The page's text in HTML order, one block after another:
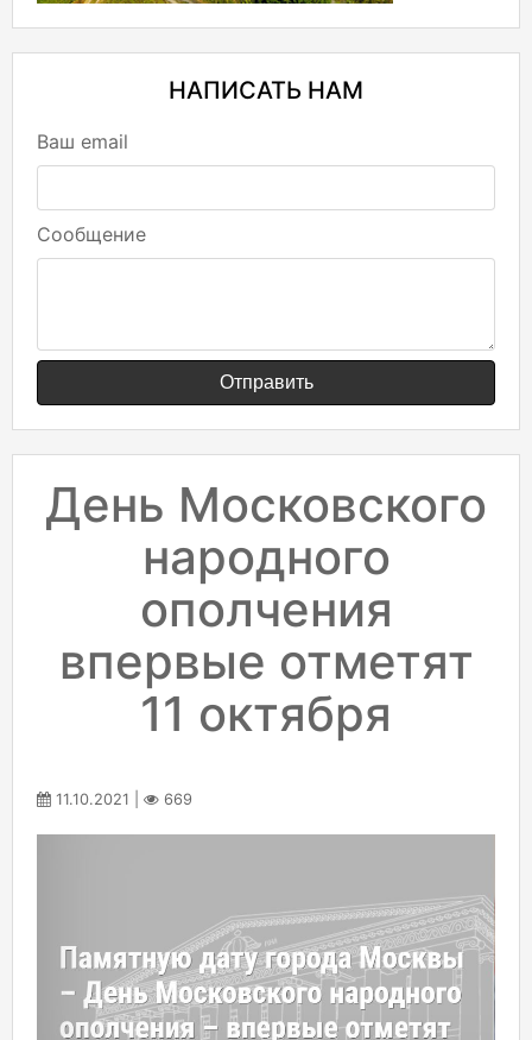
НАПИСАТЬ НАМ
Ваш email
Сообщение
Отправить
День Московского
народного
ополчения
впервые отметят
11 октября
11.10.2021 | 669